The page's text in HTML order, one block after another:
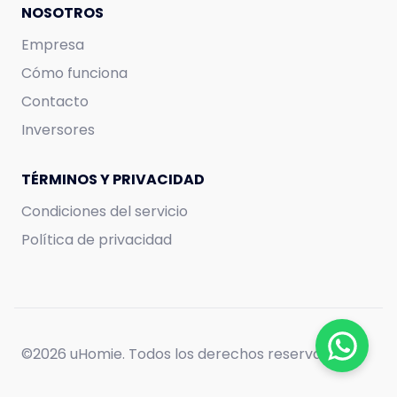
NOSOTROS
Empresa
Cómo funciona
Contacto
Inversores
TÉRMINOS Y PRIVACIDAD
Condiciones del servicio
Política de privacidad
©2026 uHomie. Todos los derechos reservados